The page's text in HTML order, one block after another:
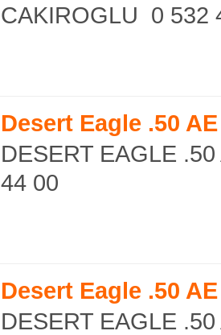
CAKIROGLU 0 532
Desert Eagle .50
DESERT EAGLE
44 00
Desert Eagle .50
DESERT EAGLE